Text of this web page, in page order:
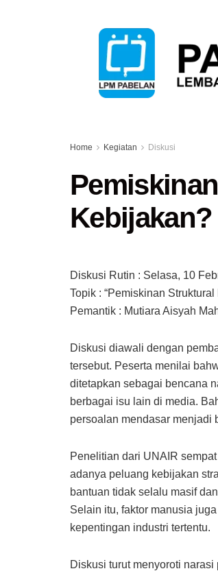
Home Kegiatan Diskusi
Kebijakan?
Diskusi Rutin : Selasa, 10
Topik : “Pemiskinan
Pemantik : Mutiara Aisyah
Diskusi diawali dengan
tersebut. Peserta menilai
ditetapkan sebagai bencana
berbagai isu lain di media.
persoalan mendasar menjadi
Penelitian dari UNAIR
adanya peluang kebijakan
bantuan tidak selalu masif
Selain itu, faktor manusia
kepentingan industri tertentu.
Diskusi turut menyoroti